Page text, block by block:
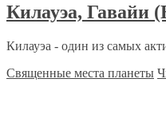
Килауэа, Гавайи
Килауэа - один из самых
Священные места планеты